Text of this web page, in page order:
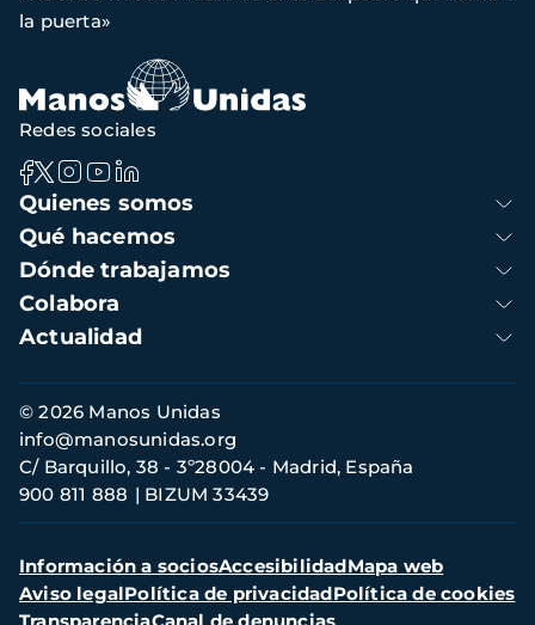
navegación
la puerta»
Navegación
principal
Quienes somos
Qué hacemos
Dónde trabajamos
Colabora
Actualidad
Redes sociales
Información
de
contacto
© 2026 Manos Unidas
C/ Barquillo, 38 - 3º28004 - Madrid, España
900 811 888
BIZUM 33439
info@manosunidas.org
Menú
secundario
Información a sociosAccesibilidadMapa web
Aviso legalPolítica de privacidadPolítica de cookies